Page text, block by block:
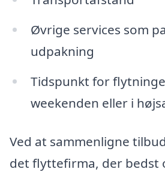
Øvrige services som
udpakning
Tidspunkt for
weekenden eller i
Ved at sammenligne
det flyttefirma, der bedst